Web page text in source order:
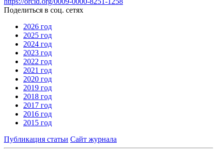
Поделиться в соц. сетях
2026 год
2025 год
2024 год
2023 год
2022 год
2021 год
2020 год
2019 год
2018 год
2017 год
2016 год
2015 год
Публикация статьи Сайт журнала